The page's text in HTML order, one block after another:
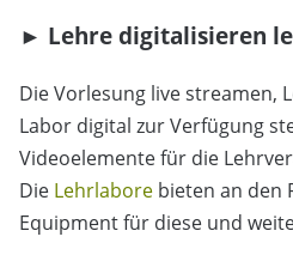
► Lehre digitalisieren
Die Vorlesung live streamen,
Labor digital zur Verfügung
Videoelemente für die
Die Lehrlabore bieten an den
Equipment für diese und